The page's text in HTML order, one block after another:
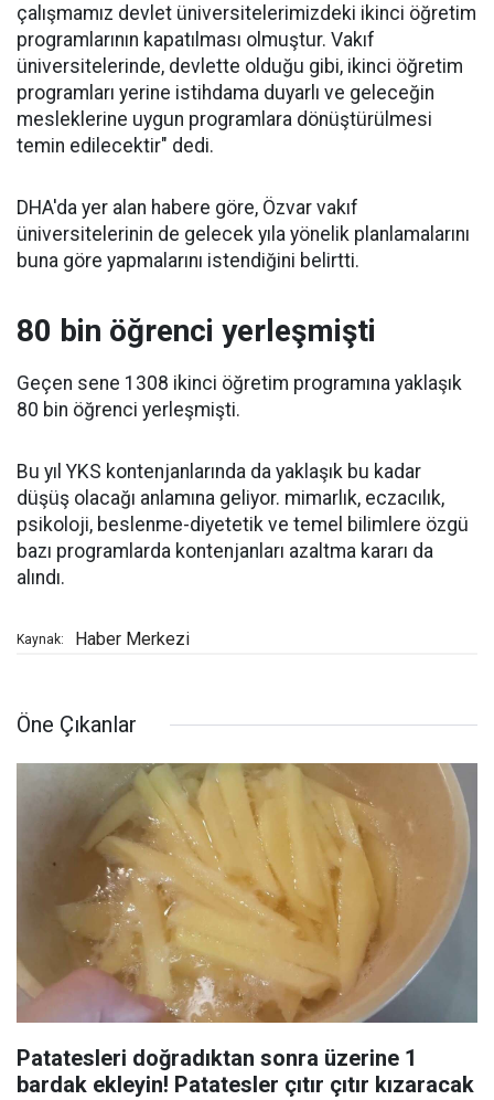
çalışmamız devlet üniversitelerimizdeki ikinci öğretim
programlarının kapatılması olmuştur. Vakıf
üniversitelerinde, devlette olduğu gibi, ikinci öğretim
programları yerine istihdama duyarlı ve geleceğin
mesleklerine uygun programlara dönüştürülmesi
temin edilecektir" dedi.
DHA'da yer alan habere göre, Özvar vakıf
üniversitelerinin de gelecek yıla yönelik planlamalarını
buna göre yapmalarını istendiğini belirtti.
80 bin öğrenci yerleşmişti
Geçen sene 1308 ikinci öğretim programına yaklaşık
80 bin öğrenci yerleşmişti.
Bu yıl YKS kontenjanlarında da yaklaşık bu kadar
düşüş olacağı anlamına geliyor. mimarlık, eczacılık,
psikoloji, beslenme-diyetetik ve temel bilimlere özgü
bazı programlarda kontenjanları azaltma kararı da
alındı.
Kaynak: Haber Merkezi
Öne Çıkanlar
Patatesleri doğradıktan sonra üzerine 1
bardak ekleyin! Patatesler çıtır çıtır kızaracak